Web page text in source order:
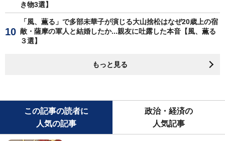
き物3選】
「風、薫る」で多部未華子が演じる大山捨松はなぜ20歳上の宿
敵・薩摩の軍人と結婚したか...親友に吐露した本音【風、薫る
３選】
もっと見る
この記事の読者に
人気の記事
政治・経済の
人気記事